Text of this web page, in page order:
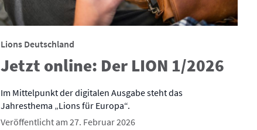
Lions Deutschland
Jetzt online: Der LION 1/2026
Im Mittelpunkt der digitalen Ausgabe steht das
Jahresthema „Lions für Europa“.
Veröffentlicht am 27. Februar 2026